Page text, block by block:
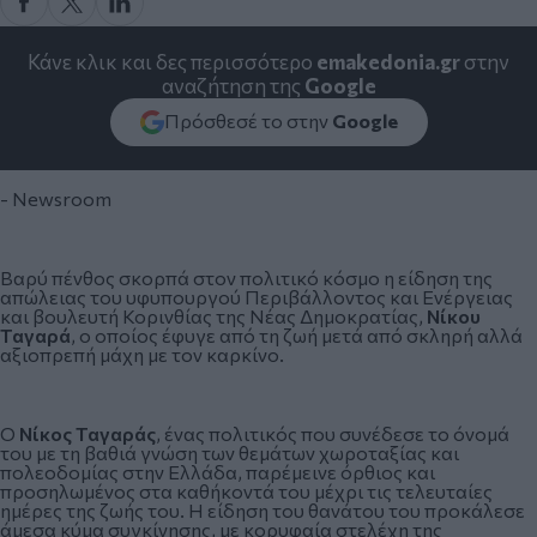
Κάνε κλικ και δες περισσότερο emakedonia.grστην
αναζήτηση της Google
Πρόσθεσέ το στην Google
- Newsroom
Βαρύ πένθος σκορπά στον πολιτικό κόσμο η είδηση της
απώλειας του υφυπουργού Περιβάλλοντος και Ενέργειας
και βουλευτή Κορινθίας της Νέας Δημοκρατίας, Νίκου
Ταγαρά, ο οποίος έφυγε από τη ζωή μετά από σκληρή αλλά
αξιοπρεπή μάχη με τον καρκίνο.
Ο Νίκος Ταγαράς, ένας πολιτικός που συνέδεσε το όνομά
του με τη βαθιά γνώση των θεμάτων χωροταξίας και
πολεοδομίας στην Ελλάδα, παρέμεινε όρθιος και
προσηλωμένος στα καθήκοντά του μέχρι τις τελευταίες
ημέρες της ζωής του. Η είδηση του θανάτου του προκάλεσε
άμεσα κύμα συγκίνησης, με κορυφαία στελέχη της